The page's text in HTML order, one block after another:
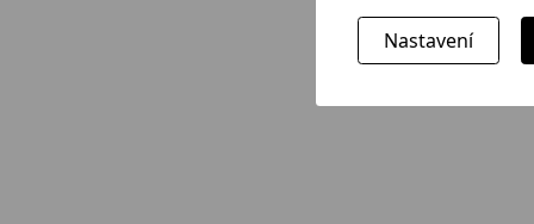
Nastavení